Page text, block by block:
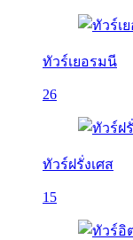
ทัวร์เยอรมนี
26
ทัวร์ฝรั่งเศส
15